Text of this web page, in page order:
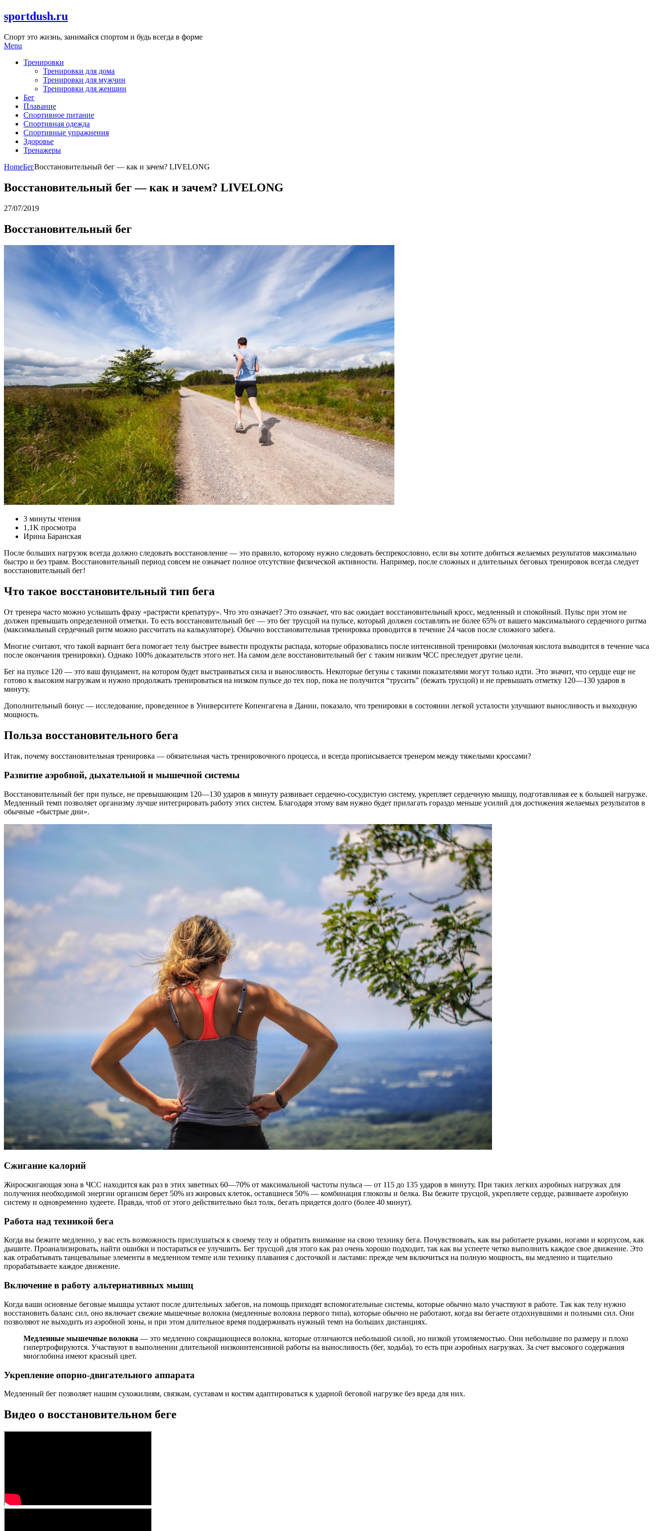
Skip
to
sportdush.ru
Спорт это жизнь, занимайся спортом и будь всегда в форме
Menu
Тренировки
Тренировки для дома
Тренировки для мужчин
Тренировки для женщин
Бег
Плавание
Спортивное питание
Спортивная одежда
Спортивные упражнения
Здоровье
Тренажеры
HomeБегВосстановительный бег — как и зачем? LIVELONG
Восстановительный бег — как и зачем? LIVELONG
27/07/2019
Восстановительный бег
3 минуты чтения
1,1K просмотра
Ирина Баранская
После больших нагрузок всегда должно следовать восстановление — это правило, которому нужно следовать беспрекословно, если вы хотите добиться желаемых результатов максимально
быстро и без травм. Восстановительный период совсем не означает полное отсутствие физической активности. Например, после сложных и длительных беговых тренировок всегда следует
восстановительный бег!
Что такое восстановительный тип бега
От тренера часто можно услышать фразу «растрясти крепатуру». Что это означает? Это означает, что вас ожидает восстановительный кросс, медленный и спокойный. Пульс при этом не
должен превышать определенной отметки. То есть восстановительный бег — это бег трусцой на пульсе, который должен составлять не более 65% от вашего максимального сердечного ритма
(максимальный сердечный ритм можно рассчитать на калькуляторе). Обычно восстановительная тренировка проводится в течение 24 часов после сложного забега.
Многие считают, что такой вариант бега помогает телу быстрее вывести продукты распада, которые образовались после интенсивной тренировки (молочная кислота выводится в течение часа
после окончания тренировки). Однако 100% доказательств этого нет. На самом деле восстановительный бег с таким низким ЧСС преследует другие цели.
Бег на пульсе 120 — это ваш фундамент, на котором будет выстраиваться сила и выносливость. Некоторые бегуны с такими показателями могут только идти. Это значит, что сердце еще не
готово к высоким нагрузкам и нужно продолжать тренироваться на низком пульсе до тех пор, пока не получится “трусить” (бежать трусцой) и не превышать отметку 120—130 ударов в
минуту.
Дополнительный бонус — исследование, проведенное в Университете Копенгагена в Дании, показало, что тренировки в состоянии легкой усталости улучшают выносливость и выходную
мощность.
Польза восстановительного бега
Итак, почему восстановительная тренировка — обязательная часть тренировочного процесса, и всегда прописывается тренером между тяжелыми кроссами?
Развитие аэробной, дыхательной и мышечной системы
Восстановительный бег при пульсе, не превышающим 120—130 ударов в минуту развивает сердечно-сосудистую систему, укрепляет сердечную мышцу, подготавливая ее к большей нагрузке.
Медленный темп позволяет организму лучше интегрировать работу этих систем. Благодаря этому вам нужно будет прилагать гораздо меньше усилий для достижения желаемых результатов в
обычные «быстрые дни».
Сжигание калорий
Жиросжигающая зона в ЧСС находится как раз в этих заветных 60—70% от максимальной частоты пульса — от 115 до 135 ударов в минуту. При таких легких аэробных нагрузках для
получения необходимой энергии организм берет 50% из жировых клеток, оставшиеся 50% — комбинация глюкозы и белка. Вы бежите трусцой, укрепляете сердце, развиваете аэробную
систему и одновременно худеете. Правда, чтоб от этого действительно был толк, бегать придется долго (более 40 минут).
Работа над техникой бега
Когда вы бежите медленно, у вас есть возможность прислушаться к своему телу и обратить внимание на свою технику бега. Почувствовать, как вы работаете руками, ногами и корпусом, как
дышите. Проанализировать, найти ошибки и постараться ее улучшить. Бег трусцой для этого как раз очень хорошо подходит, так как вы успеете четко выполнить каждое свое движение. Это
как отрабатывать танцевальные элементы в медленном темпе или технику плавания с досточкой и ластами: прежде чем включиться на полную мощность, вы медленно и тщательно
прорабатываете каждое движение.
Включение в работу альтернативных мышц
Когда ваши основные беговые мышцы устают после длительных забегов, на помощь приходят вспомогательные системы, которые обычно мало участвуют в работе. Так как телу нужно
восстановить баланс сил, оно включает свежие мышечные волокна (медленные волокна первого типа), которые обычно не работают, когда вы бегаете отдохнувшими и полными сил. Они
позволяют не выходить из аэробной зоны, и при этом длительное время поддерживать нужный темп на больших дистанциях.
Медленные мышечные волокна — это медленно сокращающиеся волокна, которые отличаются небольшой силой, но низкой утомляемостью. Они небольшие по размеру и плохо
гипертрофируются. Участвуют в выполнении длительной низкоинтенсивной работы на выносливость (бег, ходьба), то есть при аэробных нагрузках. За счет высокого содержания
миоглобина имеют красный цвет.
Укрепление опорно-двигательного аппарата
Медленный бег позволяет нашим сухожилиям, связкам, суставам и костям адаптироваться к ударной беговой нагрузке без вреда для них.
Видео о восстановительном беге